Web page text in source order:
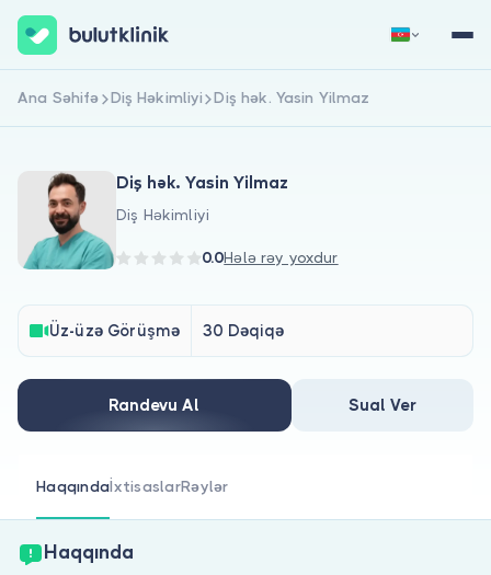
Haqqımızda
Xəstələr üçün
Həkimlər üçün
Həkim siniz?
Qeydiyyat Daxil Ol
Ana Səhifə Diş Həkimliyi Diş hək. Yasin Yilmaz
Diş hək. Yasin Yilmaz
Diş Həkimliyi
0.0Hələ rəy yoxdur
Üz-üzə Görüşmə 30 Dəqiqə
Randevu Al Sual Ver
HaqqındaİxtisaslarRəylər
Haqqında